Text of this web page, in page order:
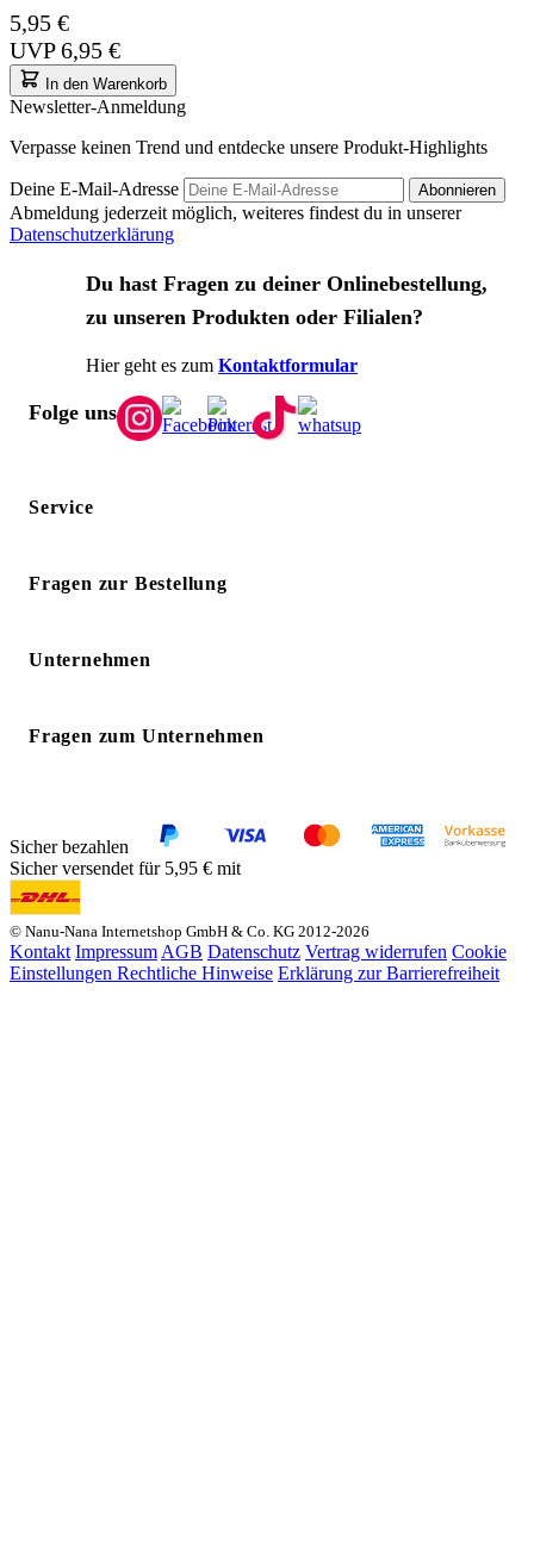
5,95 €
UVP 6,95 €
In den Warenkorb
Newsletter-Anmeldung
Verpasse keinen Trend und entdecke unsere Produkt-Highlights
Deine E-Mail-Adresse Abonnieren
Abmeldung jederzeit möglich, weiteres findest du in unserer
Datenschutzerklärung
Du hast Fragen zu deiner Onlinebestellung,
zu unseren Produkten oder Filialen?
Hier geht es zum Kontaktformular
Folge uns
Service
Fragen zur Bestellung
Unternehmen
Fragen zum Unternehmen
Sicher bezahlen
Sicher versendet für 5,95 € mit
© Nanu-Nana Internetshop GmbH & Co. KG 2012-2026
Kontakt Impressum AGB Datenschutz Vertrag widerrufen Cookie
Einstellungen Rechtliche Hinweise Erklärung zur Barrierefreiheit